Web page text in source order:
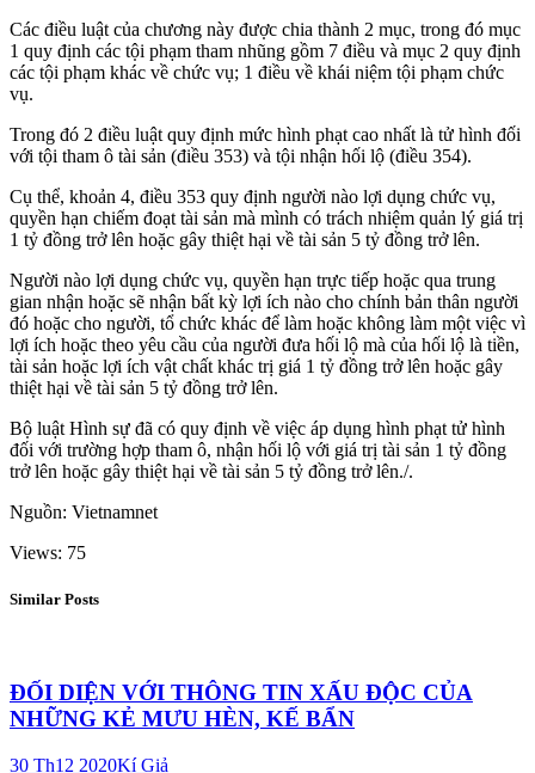
Các điều luật của chương này được chia thành 2 mục, trong đó mục
1 quy định các tội phạm tham nhũng gồm 7 điều và mục 2 quy định
các tội phạm khác về chức vụ; 1 điều về khái niệm tội phạm chức
vụ.
Trong đó 2 điều luật quy định mức hình phạt cao nhất là tử hình đối
với tội tham ô tài sản (điều 353) và tội nhận hối lộ (điều 354).
Cụ thể, khoản 4, điều 353 quy định người nào lợi dụng chức vụ,
quyền hạn chiếm đoạt tài sản mà mình có trách nhiệm quản lý giá trị
1 tỷ đồng trở lên hoặc gây thiệt hại về tài sản 5 tỷ đồng trở lên.
Người nào lợi dụng chức vụ, quyền hạn trực tiếp hoặc qua trung
gian nhận hoặc sẽ nhận bất kỳ lợi ích nào cho chính bản thân người
đó hoặc cho người, tổ chức khác để làm hoặc không làm một việc vì
lợi ích hoặc theo yêu cầu của người đưa hối lộ mà của hối lộ là tiền,
tài sản hoặc lợi ích vật chất khác trị giá 1 tỷ đồng trở lên hoặc gây
thiệt hại về tài sản 5 tỷ đồng trở lên.
Bộ luật Hình sự đã có quy định về việc áp dụng hình phạt tử hình
đối với trường hợp tham ô, nhận hối lộ với giá trị tài sản 1 tỷ đồng
trở lên hoặc gây thiệt hại về tài sản 5 tỷ đồng trở lên./.
Nguồn: Vietnamnet
Views: 75
Similar Posts
ĐỐI DIỆN VỚI THÔNG TIN XẤU ĐỘC CỦA
NHỮNG KẺ MƯU HÈN, KẾ BẨN
30 Th12 2020Kí Giả